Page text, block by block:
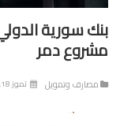
سورية الدولي
دمر
وتمويل تموز 18, 2019